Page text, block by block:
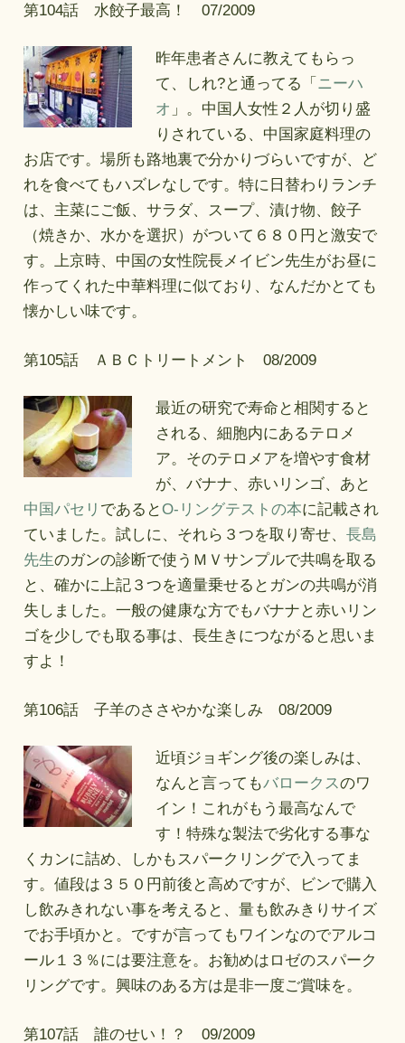
第104話 水餃子最高！ 07/2009
昨年患者さんに教えてもらっ
て、しれ?と通ってる「 ニーハ
オ 」。中国人女性２人が切り盛
りされている、中国家庭料理の
お店です。場所も路地裏で分かりづらいですが、ど
れを食べてもハズレなしです。特に日替わりランチ
は、主菜にご飯、サラダ、スープ、漬け物、餃子
（焼きか、水かを選択）がついて６８０円と激安で
す。上京時、中国の女性院長メイビン先生がお昼に
作ってくれた中華料理に似ており、なんだかとても
懐かしい味です。
第105話 ＡＢＣトリートメント 08/2009
最近の研究で寿命と相関すると
される、細胞内にあるテロメ
ア。そのテロメアを増やす食材
が、バナナ、赤いリンゴ、あと
中国パセリ であるとO-リングテストの本に記載され
ていました。試しに、それら３つを取り寄せ、長島
先生のガンの診断で使うＭＶサンプルで共鳴を取る
と、確かに上記３つを適量乗せるとガンの共鳴が消
失しました。一般の健康な方でもバナナと赤いリン
ゴを少しでも取る事は、長生きにつながると思いま
すよ！
第106話 子羊のささやかな楽しみ 08/2009
近頃ジョギング後の楽しみは、
なんと言ってもバロークスのワ
イン！これがもう最高なんで
す！特殊な製法で劣化する事な
くカンに詰め、しかもスパークリングで入ってま
す。値段は３５０円前後と高めですが、ビンで購入
し飲みきれない事を考えると、量も飲みきりサイズ
でお手頃かと。ですが言ってもワインなのでアルコ
ール１３％には要注意を。お勧めはロゼのスパーク
リングです。興味のある方は是非一度ご賞味を。
第107話 誰のせい！？ 09/2009